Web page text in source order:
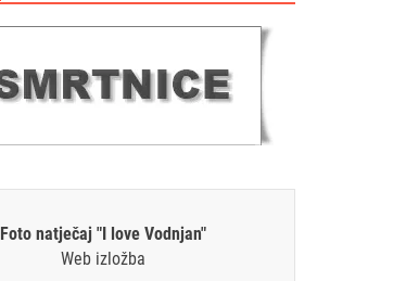
Foto natječaj "I love Vodnjan"
Web izložba